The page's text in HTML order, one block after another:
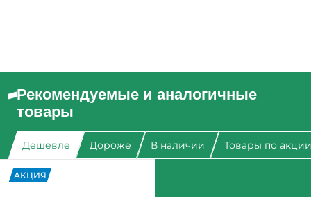
Рекомендуемые и аналогичные
товары
Дешевле Дороже В наличии Товары по акции
АКЦИЯ